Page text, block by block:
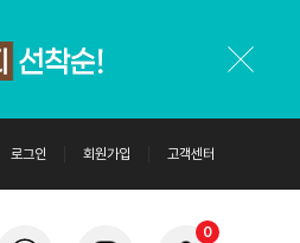
로그인 회원가입 고객센터
0